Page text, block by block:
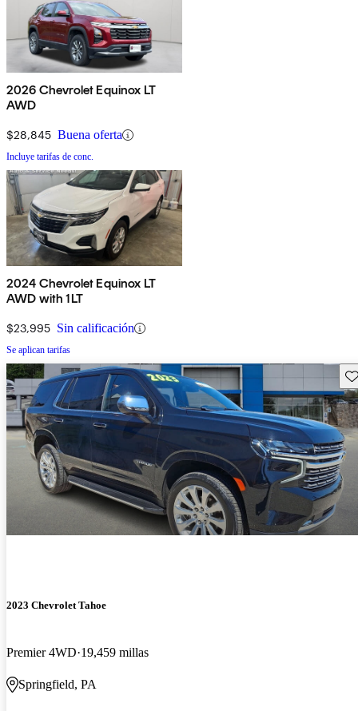
2026 Chevrolet Equinox LT
AWD
$28,845 Buena oferta
Incluye tarifas de conc.
2024 Chevrolet Equinox LT
AWD with 1LT
$23,995 Sin calificación
Se aplican tarifas
2023 Chevrolet Tahoe
Premier 4WD 19,459 millas
Springfield, PA